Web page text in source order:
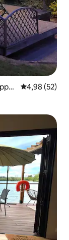
Vidutinis
4,98 (52)